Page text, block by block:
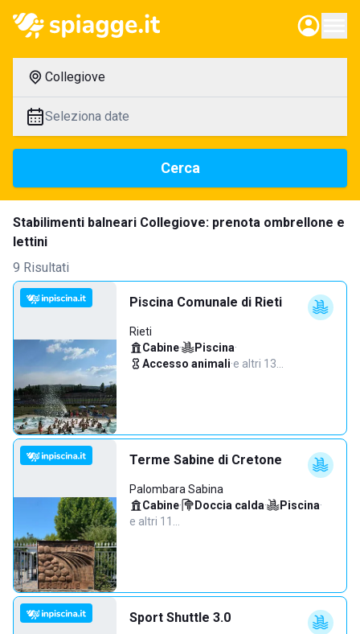
Collegiove
Seleziona date
Cerca
Stabilimenti balneari Collegiove: prenota ombrellone e
lettini
9 Risultati
Piscina Comunale di Rieti
Rieti
Cabine· Piscina·
Accesso animali·e altri 13…
Terme Sabine di Cretone
Palombara Sabina
Cabine· Doccia calda· Piscina·
e altri 11…
Sport Shuttle 3.0